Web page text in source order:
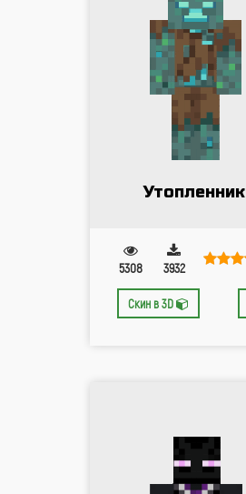
Утопленник
5308 3932
Скин в 3D